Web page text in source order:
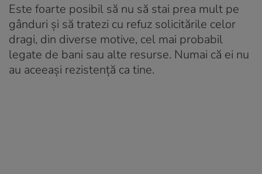
Este foarte posibil să nu să stai prea mult pe
gânduri și să tratezi cu refuz solicitările celor
dragi, din diverse motive, cel mai probabil
legate de bani sau alte resurse. Numai că ei nu
au aceeași rezistență ca tine.